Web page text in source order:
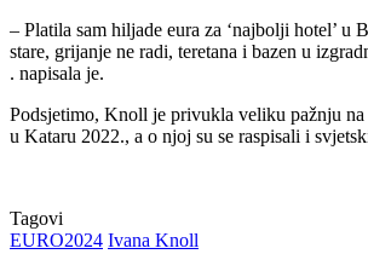
– Platila sam hiljade eura za ‘najbolji hotel’ u
stare, grijanje ne radi, teretana i bazen u
. napisala je.
Podsjetimo, Knoll je privukla veliku pažnju na
u Kataru 2022., a o njoj su se raspisali i
Tagovi
EURO2024 Ivana Knoll